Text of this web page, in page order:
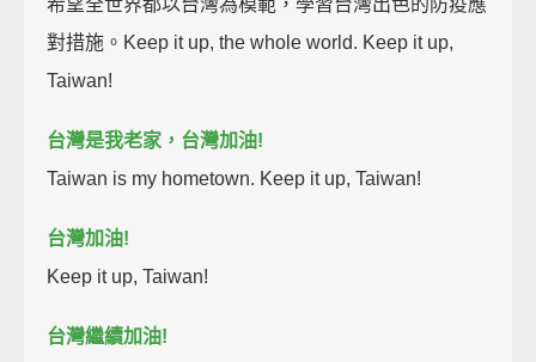
對措施。Keep it up, the whole world. Keep it up,
Taiwan!
台灣是我老家，台灣加油!
Taiwan is my hometown. Keep it up, Taiwan!
台灣加油!
Keep it up, Taiwan!
台灣繼續加油!